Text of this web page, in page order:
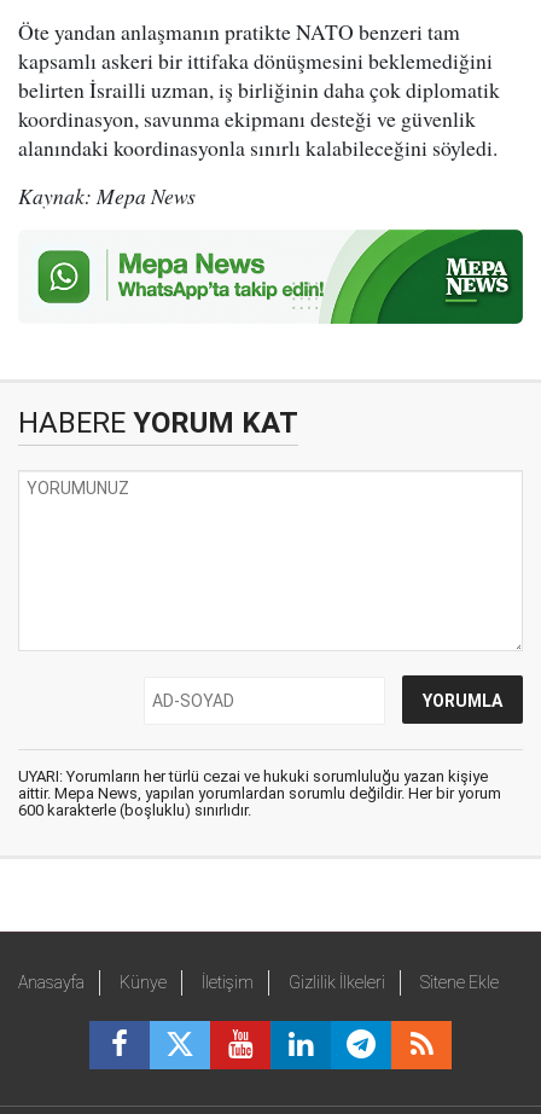
Öte yandan anlaşmanın pratikte NATO benzeri tam
kapsamlı askeri bir ittifaka dönüşmesini beklemediğini
belirten İsrailli uzman, iş birliğinin daha çok diplomatik
koordinasyon, savunma ekipmanı desteği ve güvenlik
alanındaki koordinasyonla sınırlı kalabileceğini söyledi.
Kaynak: Mepa News
HABERE YORUM KAT
UYARI: Yorumların her türlü cezai ve hukuki sorumluluğu yazan kişiye
aittir. Mepa News, yapılan yorumlardan sorumlu değildir. Her bir yorum
600 karakterle (boşluklu) sınırlıdır.
Anasayfa Künye İletişim Gizlilik İlkeleri Sitene Ekle